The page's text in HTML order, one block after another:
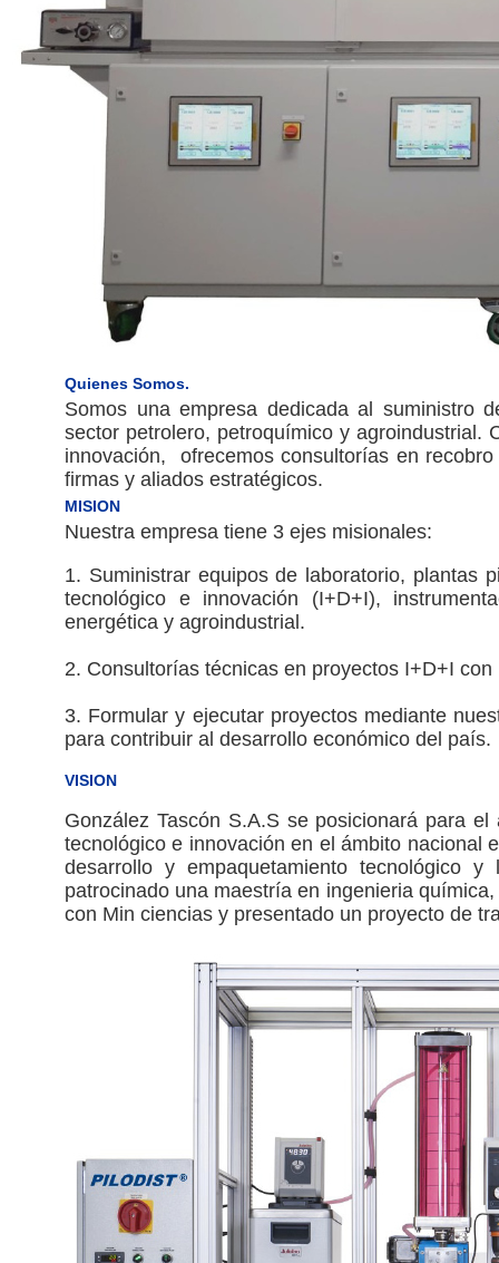
Quienes Somos.
Somos una empresa dedicada al suministro
sector petrolero, petroquímico y agroindustrial.
innovación, ofrecemos consultorías en
firmas y aliados estratégicos.
MISION
Nuestra empresa tiene 3 ejes misionales:
1. Suministrar equipos de laboratorio, plantas
tecnológico e innovación (I+D+I),
energética y agroindustrial.
2. Consultorías técnicas en proyectos I+D+I
3. Formular y ejecutar proyectos mediante
para contribuir al desarrollo económico del país.
VISION
González Tascón S.A.S se posicionará para
tecnológico e innovación en el ámbito
desarrollo y empaquetamiento tecnológico
patrocinado una maestría en ingenieria
con Min ciencias y presentado un proyecto de